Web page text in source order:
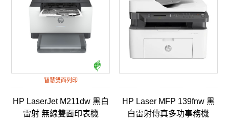
智慧雙面列印
HP LaserJet M211dw 黑白
雷射 無線雙面印表機
HP Laser MFP 139fnw 黑
白雷射傳真多功事務機